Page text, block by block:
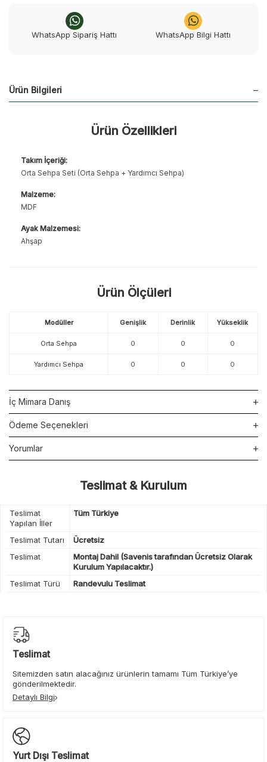
WhatsApp Sipariş Hattı WhatsApp Bilgi Hattı
Ürün Bilgileri
Ürün Özellikleri
Takım İçeriği:
Orta Sehpa Seti (Orta Sehpa + Yardımcı Sehpa)
Malzeme:
MDF
Ayak Malzemesi:
Ahşap
Ürün Ölçüleri
Modüller Genişlik Derinlik Yükseklik
Orta Sehpa 0 0 0
Yardımcı Sehpa 0 0 0
İç Mimara Danış
Ödeme Seçenekleri
Yorumlar
Teslimat & Kurulum
Teslimat
Yapılan İller
Tüm Türkiye
Teslimat Tutarı
Ücretsiz
Teslimat
Montaj Dahil (Savenis tarafından Ücretsiz Olarak
Kurulum Yapılacaktır.)
Teslimat Türü
Randevulu Teslimat
Teslimat
Sitemizden satın alacağınız ürünlerin tamamı Tüm Türkiye’ye
gönderilmektedir.
Detaylı Bilgi
Yurt Dışı Teslimat